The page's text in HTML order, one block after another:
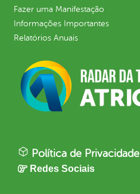
Fazer uma Manifestação
Informações Importantes
Relatórios Anuais
Política de Privacidade
Redes Sociais